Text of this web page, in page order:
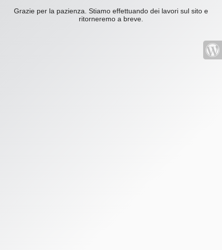
Grazie per la pazienza. Stiamo effettuando dei lavori sul sito e
ritorneremo a breve.